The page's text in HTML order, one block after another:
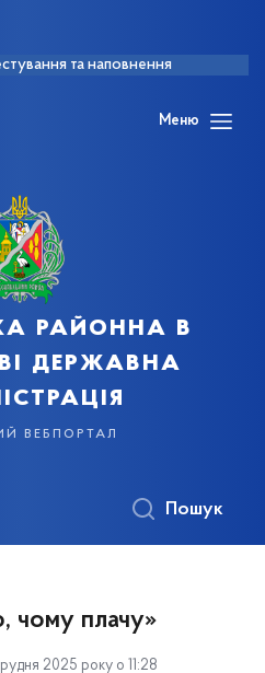
та наповнення
Меню
районна в
державна
вебпортал
Пошук
чому плачу»
2025 року о 11:28